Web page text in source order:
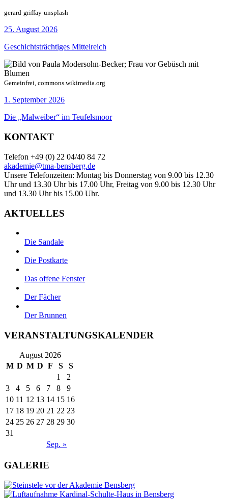
gerard-griffay-unsplash
25. August 2026
Geschichtsträchtiges Mittelreich
Gemeinfrei, commons.wikimedia.org
1. September 2026
Die „Malweiber“ im Teufelsmoor
KONTAKT
Telefon +49 (0) 22 04/40 84 72
akademie@tma-bensberg.de
Unsere Telefonzeiten: Montag bis Donnerstag von 9.00 bis 12.30
Uhr und 13.30 Uhr bis 17.00 Uhr, Freitag von 9.00 bis 12.30 Uhr
und 13.30 Uhr bis 15.00 Uhr.
AKTUELLES
Die Sandale
Die Postkarte
Das offene Fenster
Der Fächer
Der Brunnen
VERANSTALTUNGSKALENDER
August 2026
M D M D F S S
Sep. »
1
2
3
4 5 6 7 8
9
10 11 12 13 14 15 16
17 18 19 20 21 22 23
24 25 26 27 28 29 30
31
GALERIE